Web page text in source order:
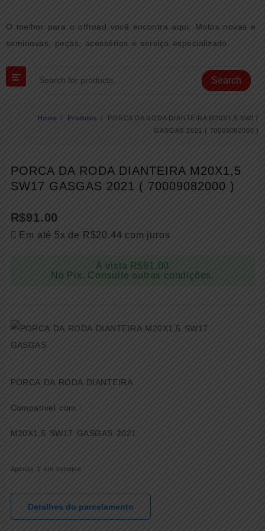
content
O melhor para o offroad você encontra aqui: Motos novas e
seminovas, peças, acessórios e serviço especializado.
Search
Home Produtos
PORCA DA RODA DIANTEIRA M20X1,5 SW17
GASGAS 2021 ( 70009082000 )
PORCA DA RODA DIANTEIRA M20X1,5
SW17 GASGAS 2021 ( 70009082000 )
R$91.00
Em até 5x de R$20.44 com juros
À vista R$91.00
No Pix. Consulte outras condições.
PORCA DA RODA DIANTEIRA
Compatível com :
M20X1,5 SW17 GASGAS 2021
Apenas 1 em estoque
Detalhes do parcelamento